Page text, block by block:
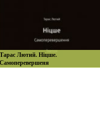
Тарас Лютий. Ніцше.
Самоперевершеня